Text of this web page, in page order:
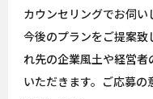
カウンセリングでお伺い
今後のプランをご提案致
れ先の企業風土や経営
いただきます。ご応募